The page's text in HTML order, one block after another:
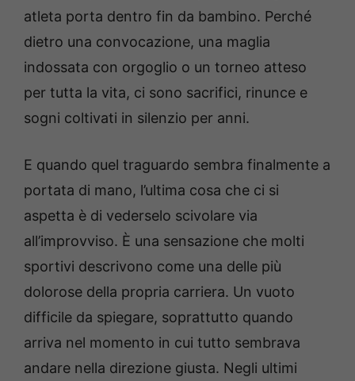
atleta porta dentro fin da bambino. Perché
dietro una convocazione, una maglia
indossata con orgoglio o un torneo atteso
per tutta la vita, ci sono sacrifici, rinunce e
sogni coltivati in silenzio per anni.
E quando quel traguardo sembra finalmente a
portata di mano, l’ultima cosa che ci si
aspetta è di vederselo scivolare via
all’improvviso. È una sensazione che molti
sportivi descrivono come una delle più
dolorose della propria carriera. Un vuoto
difficile da spiegare, soprattutto quando
arriva nel momento in cui tutto sembrava
andare nella direzione giusta. Negli ultimi